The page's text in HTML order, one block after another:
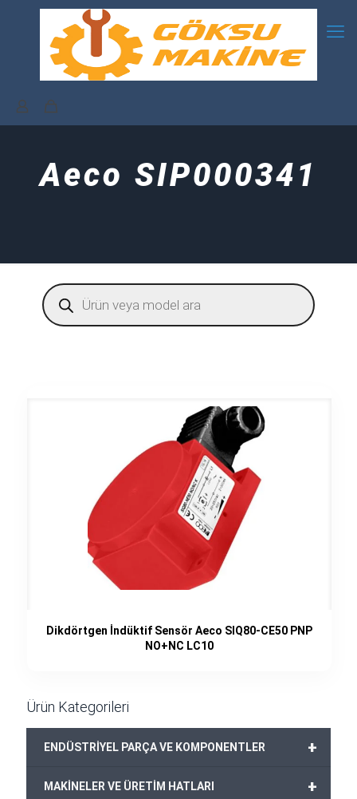
Aeco SIP000341
Products
search
Dikdörtgen İndüktif Sensör Aeco SIQ80-CE50 PNP
NO+NC LC10
Ürün Kategorileri
+
ENDÜSTRİYEL PARÇA VE KOMPONENTLER
+
MAKİNELER VE ÜRETİM HATLARI